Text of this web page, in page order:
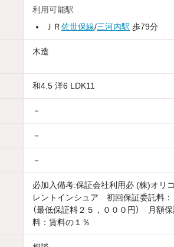
利用可能駅
ＪＲ佐世保線/三河内駅 歩79分
木造
和4.5 洋6 LDK11
－
－
－
必加入備考:保証会社利用必 (株)オリ
レントインシュア 初回保証委託料：
（最低保証料２５，０００円） 月額
料：賃料の１％